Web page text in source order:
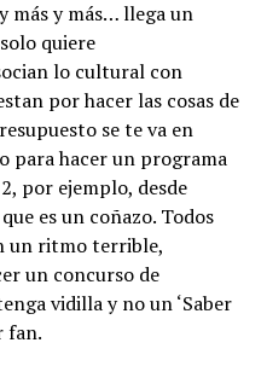
más y más… llega un
quiere
lo cultural con
por hacer las cosas de
se te va en
para hacer un programa
por ejemplo, desde
es un coñazo. Todos
un ritmo terrible,
un concurso de
vidilla y no un ‘Saber
fan.